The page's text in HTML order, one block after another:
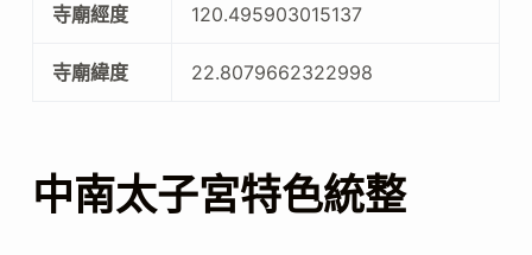
寺廟經度 120.495903015137
寺廟緯度 22.8079662322998
中南太子宮特色統整